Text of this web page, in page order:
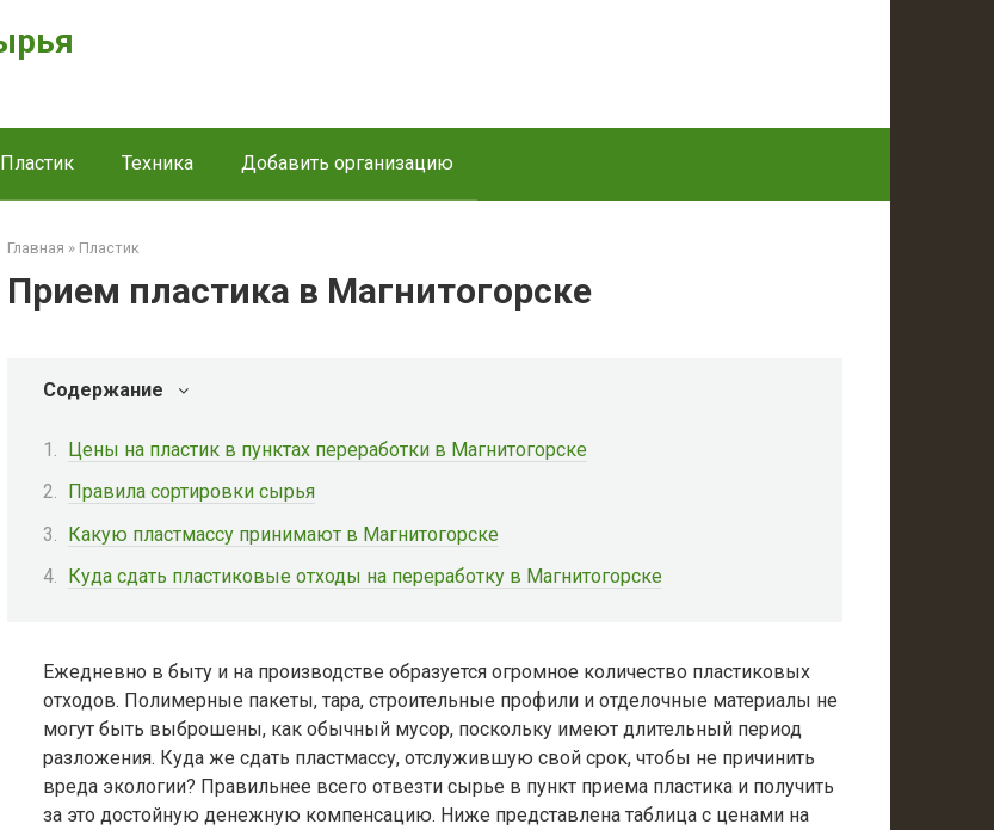
Пластик Техника Добавить организацию
Главная » Пластик
Прием пластика в Магнитогорске
Содержание
Цены на пластик в пунктах переработки в Магнитогорске
Правила сортировки сырья
Какую пластмассу принимают в Магнитогорске
Куда сдать пластиковые отходы на переработку в Магнитогорске
Ежедневно в быту и на производстве образуется огромное количество пластиковых
отходов. Полимерные пакеты, тара, строительные профили и отделочные материалы не
могут быть выброшены, как обычный мусор, поскольку имеют длительный период
разложения. Куда же сдать пластмассу, отслужившую свой срок, чтобы не причинить
вреда экологии? Правильнее всего отвезти сырье в пункт приема пластика и получить
за это достойную денежную компенсацию. Ниже представлена таблица с ценами на